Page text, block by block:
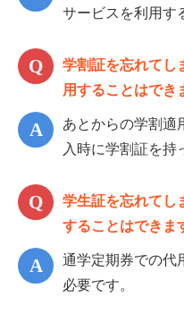
サービスを利用す
学割証を忘れてし
用することはでき
あとからの学割適
入時に学割証を持
学生証を忘れてし
することはできま
通学定期券での代
必要です。